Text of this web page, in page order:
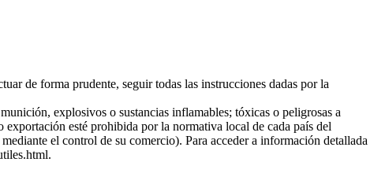
de forma prudente, seguir todas las instrucciones dadas por la
explosivos o sustancias inflamables; tóxicas o peligrosas a
esté prohibida por la normativa local de cada país del
el control de su comercio). Para acceder a información detallada